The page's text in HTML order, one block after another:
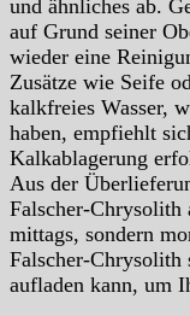
und ähnliches ab.
auf Grund seiner
wieder eine
Zusätze wie Seife
kalkfreies Wasser,
haben, empfiehlt
Kalkablagerung
Aus der
Falscher-Chrysolith
mittags, sondern
Falscher-Chrysolith
aufladen kann, um